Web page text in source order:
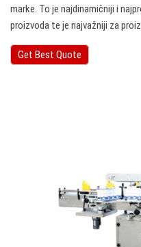
marke. To je najdinamičniji i
proizvoda te je najvažniji za
Get Best Quote